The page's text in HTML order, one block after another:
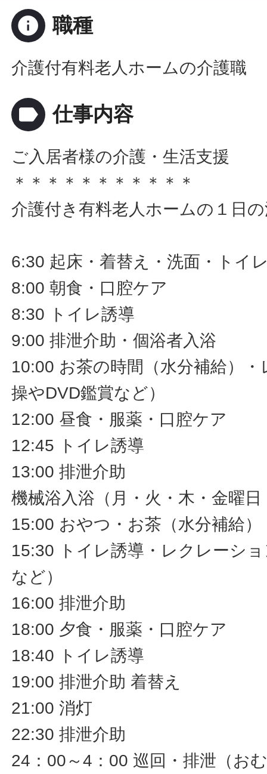
info 職種
介護付有料老人ホームの介護職
label 仕事内容
ご入居者様の介護・生活支援
＊＊＊＊＊＊＊＊＊＊＊
介護付き有料老人ホームの１日
6:30 起床・着替え・洗面・トイ
8:00 朝食・口腔ケア
8:30 トイレ誘導
9:00 排泄介助・個浴者入浴
10:00 お茶の時間（水分補給）
操やDVD鑑賞など）
12:00 昼食・服薬・口腔ケア
12:45 トイレ誘導
13:00 排泄介助
機械浴入浴（月・火・木・金曜
15:00 おやつ・お茶（水分補給）
15:30 トイレ誘導・レクレーシ
など）
16:00 排泄介助
18:00 夕食・服薬・口腔ケア
18:40 トイレ誘導
19:00 排泄介助 着替え
21:00 消灯
22:30 排泄介助
24：00～4：00 巡回・排泄（お